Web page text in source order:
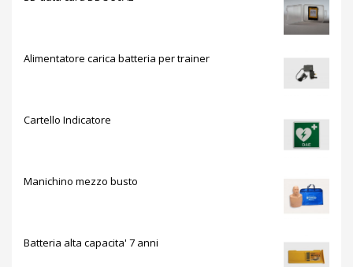
Alimentatore carica batteria per trainer
Cartello Indicatore
Manichino mezzo busto
Batteria alta capacita' 7 anni